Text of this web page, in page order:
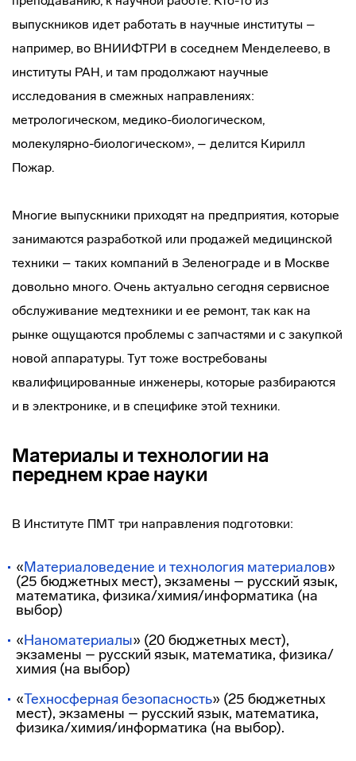
выпускников идет работать в научные институты –
например, во ВНИИФТРИ в соседнем Менделеево, в
институты РАН, и там продолжают научные
исследования в смежных направлениях:
метрологическом, медико-биологическом,
молекулярно-биологическом», – делится Кирилл
Пожар.
Многие выпускники приходят на предприятия, которые
занимаются разработкой или продажей медицинской
техники – таких компаний в Зеленограде и в Москве
довольно много. Очень актуально сегодня сервисное
обслуживание медтехники и ее ремонт, так как на
рынке ощущаются проблемы с запчастями и с закупкой
новой аппаратуры. Тут тоже востребованы
квалифицированные инженеры, которые разбираются
и в электронике, и в специфике этой техники.
Материалы и технологии на
переднем крае науки
В Институте ПМТ три направления подготовки:
«Материаловедение и технология материалов»
(25 бюджетных мест), экзамены – русский язык,
математика, физика/химия/информатика (на
выбор)
«Наноматериалы» (20 бюджетных мест),
экзамены – русский язык, математика, физика/
химия (на выбор)
«Техносферная безопасность» (25 бюджетных
мест), экзамены – русский язык, математика,
физика/химия/информатика (на выбор).